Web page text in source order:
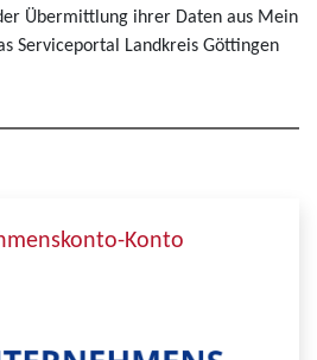
Übermittlung ihrer Daten aus Mein
Serviceportal Landkreis Göttingen
Konto